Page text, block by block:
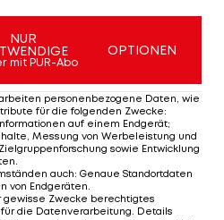
NUR
mit PUR-Abo
OPTIONEN
personenbezogene Daten, wie
für die folgenden Zwecke:
auf einem Endgerät;
Messung von Werbeleistung und
sowie Entwicklung
auch: Genaue Standortdaten
von Endgeräten
Zwecke berechtigtes
die Datenverarbeitung. Details